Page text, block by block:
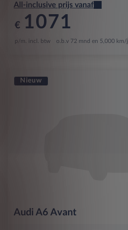
All-inclusive prijs vanaf
€ 1071
p/m. incl. btw o.b.v 72 mnd en 5,000 km/j
Nieuw
Audi A6 Avant